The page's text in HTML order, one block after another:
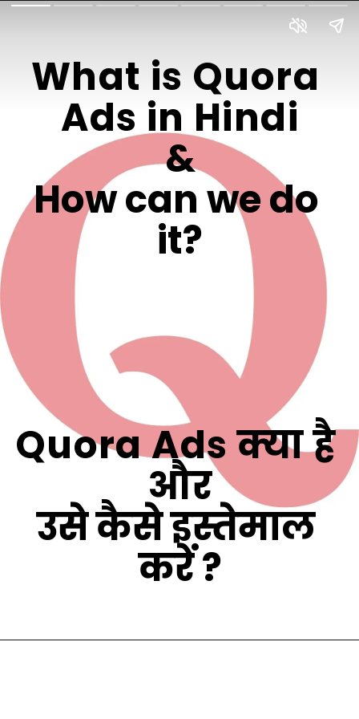
What is Quora
Ads in Hindi
&
How can we do
it?
Quora Ads क्या है
और
उसे कैसे इस्तेमाल
करें ?